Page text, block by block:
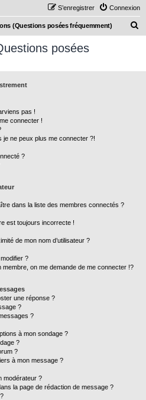
Connexion
S’enregistrer
(Questions posées fréquemment)
posées
pas !
connecter !
ne peux plus me connecter ?!
?
dans la liste des membres connectés ?
est toujours incorrecte !
de mon nom d’utilisateur ?
?
membre, on me demande de me connecter !?
une réponse ?
?
?
à mon sondage ?
?
?
à mon message ?
modérateur ?
la page de rédaction de message ?